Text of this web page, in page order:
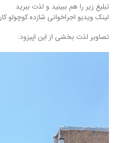
تبلیغ زیر را هم ببینید و لذت ببرید
لینک ویدیو اجراخوانی شازده کوچولو
تصاویر لذت بخشی از این اپیزود: